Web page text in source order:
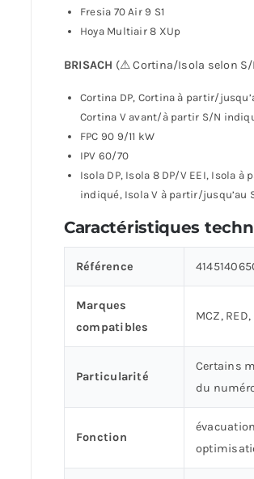
Fresia 70 Air 9 S1
Hoya Multiair 8 XUp
BRISACH (⚠ Cortina/Isola selon S/
Cortina DP, Cortina à partir/
Cortina V avant/à partir S/N
FPC 90 9/11 kW
IPV 60/70
Isola DP, Isola 8 DP/V EEI, Isola à
indiqué, Isola V à partir/jusqu’au
Caractéristiques
Référence
Marques
compatibles
MCZ, RED,
Particularité
Certains
du
Fonction